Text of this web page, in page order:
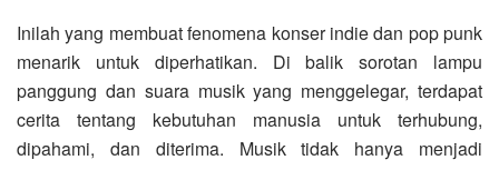
Inilah yang membuat fenomena konser indie dan pop punk
menarik untuk diperhatikan. Di balik sorotan lampu
panggung dan suara musik yang menggelegar, terdapat
cerita tentang kebutuhan manusia untuk terhubung,
dipahami, dan diterima. Musik tidak hanya menjadi